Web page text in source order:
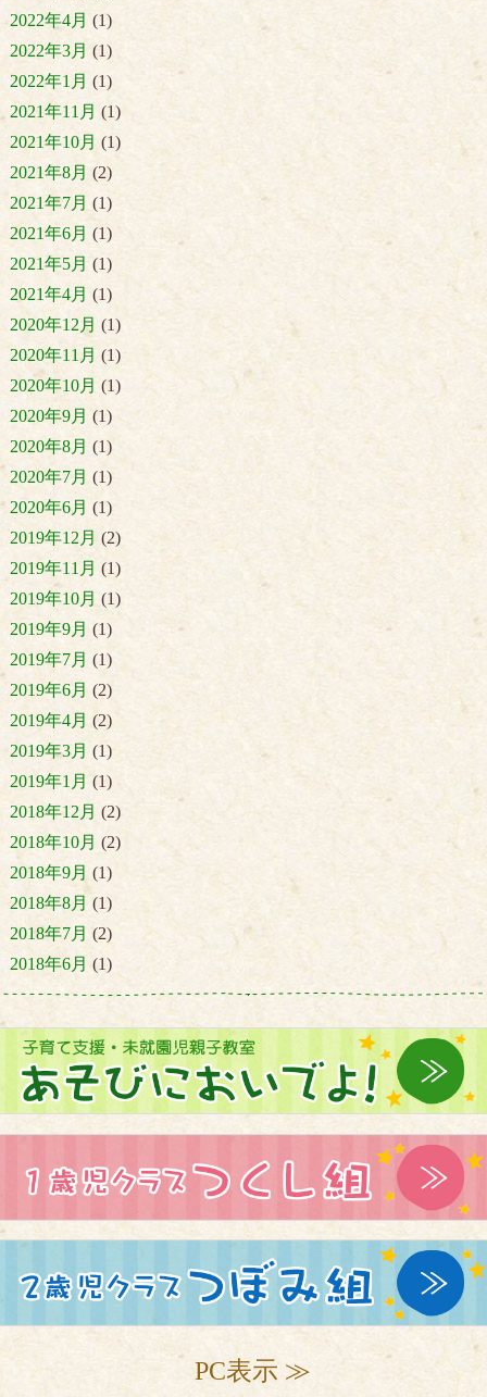
2022年4月 (1)
2022年3月 (1)
2022年1月 (1)
2021年11月 (1)
2021年10月 (1)
2021年8月 (2)
2021年7月 (1)
2021年6月 (1)
2021年5月 (1)
2021年4月 (1)
2020年12月 (1)
2020年11月 (1)
2020年10月 (1)
2020年9月 (1)
2020年8月 (1)
2020年7月 (1)
2020年6月 (1)
2019年12月 (2)
2019年11月 (1)
2019年10月 (1)
2019年9月 (1)
2019年7月 (1)
2019年6月 (2)
2019年4月 (2)
2019年3月 (1)
2019年1月 (1)
2018年12月 (2)
2018年10月 (2)
2018年9月 (1)
2018年8月 (1)
2018年7月 (2)
2018年6月 (1)
PC表示 ≫